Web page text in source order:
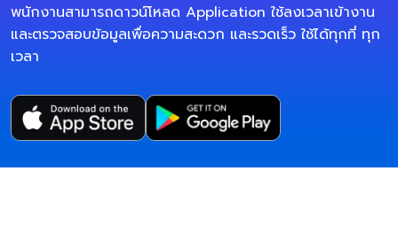
พนักงานสามารถดาวน์โหลด Application ใช้ลงเวลาเข้างาน
และตรวจสอบข้อมูลเพื่อความสะดวก และรวดเร็ว ใช้ได้ทุกที่ ทุก
เวลา